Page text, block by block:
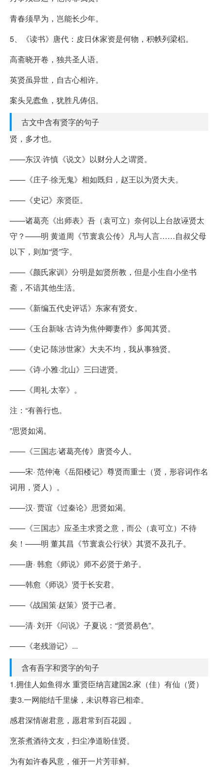
青春须早为，岂能长少年。
5、《读书》唐代：皮日休家资是何物，积帙列梁梠。
高斋晓开卷，独共圣人语。
英贤虽异世，自古心相许。
案头见蠹鱼，犹胜凡俦侣。
古文中含有贤字的句子
贤，多才也。
——东汉·许慎《说文》以财分人之谓贤。
——《庄子·徐无鬼》相如既归，赵王以为贤大夫。
——《史记》亲贤臣。
——诸葛亮《出师表》吾（袁可立）奈何以上台故诬贤太
守？——明 黄道周《节寰袁公传》凡与人言……自叔父母
以下，则加“贤”字。
——《颜氏家训》分明是如贤所教，但是小生自小坐书
斋，不谙其他生活。
——《新编五代史评话》东家有贤女。
——《玉台新咏·古诗为焦仲卿妻作》多闻其贤。
——《史记·陈涉世家》大夫不均，我从事独贤。
——《诗·小雅·北山》三曰进贤。
——《周礼·太宰》。
注：“有善行也。
”思贤如渴。
——《三国志·诸葛亮传》唐贤今人。
——宋· 范仲淹《岳阳楼记》尊贤而重士（贤，形容词作名
词用，贤人）。
——汉· 贾谊《过秦论》思贤如渴。
——《三国志》应圣主求贤之意，而公（袁可立）不待
矣！——明 董其昌《节寰袁公行状》其贤不及孔子。
——唐· 韩愈《师说》师不必贤于弟子。
——韩愈《师说》贤于长安君。
——《战国策·赵策》贤于己者。
——清· 刘开《问说》子夏说：“贤贤易色”。
——《老残游记》...
含有吾字和贤字的句子
1.拥佳人如鱼得水 重贤臣纳言建国2.家（佳）有仙（贤）
妻3.一网能结千里缘，未识尊容已相牵。
感君深情谢君意，愿君常到百花园 。
烹茶煮酒待文友，扫尘净道盼佳贤。
为有如许春风意，催开一片芳菲鲜。